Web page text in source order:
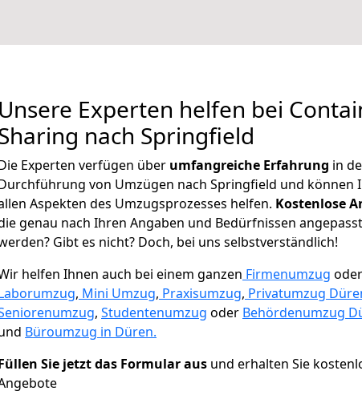
Unsere Experten helfen bei
nach Springfield
Experten verfügen über umfangreiche Erfahrung in
von Umzügen nach Springfield und können
Aspekten des Umzugsprozesses helfen. Kostenlose
genau nach Ihren Angaben und Bedürfnissen angepasst
Gibt es nicht? Doch, bei uns selbstverständlich!
helfen Ihnen auch bei einem ganzen Firmenumzug
, Mini Umzug, Praxisumzug, Privatumzug
, Studentenumzug oder Behördenumzug
Büroumzug in Düren.
Sie jetzt das Formular aus und erhalten Sie